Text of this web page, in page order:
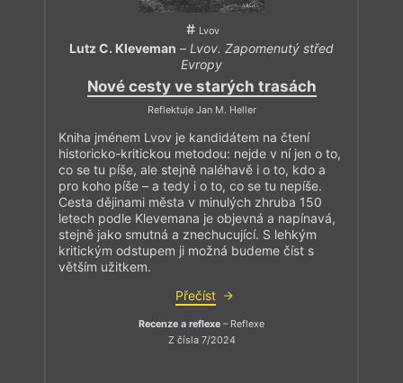
Lvov
Lutz C. Kleveman – Lvov. Zapomenutý střed
Evropy
Nové cesty ve starých trasách
Reflektuje Jan M. Heller
Kniha jménem Lvov je kandidátem na čtení
historicko-kritickou metodou: nejde v ní jen o to,
co se tu píše, ale stejně naléhavě i o to, kdo a
pro koho píše – a tedy i o to, co se tu nepíše.
Cesta dějinami města v minulých zhruba 150
letech podle Klevemana je objevná a napínavá,
stejně jako smutná a znechucující. S lehkým
kritickým odstupem ji možná budeme číst s
větším užitkem.
Přečíst
Recenze a reflexe – Reflexe
Z čísla 7/2024